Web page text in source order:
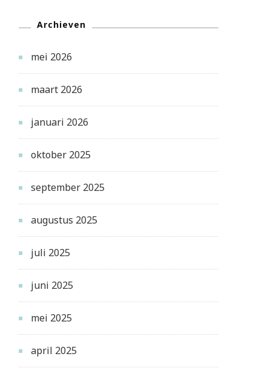
Archieven
mei 2026
maart 2026
januari 2026
oktober 2025
september 2025
augustus 2025
juli 2025
juni 2025
mei 2025
april 2025